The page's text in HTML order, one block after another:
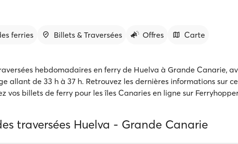
ferries Billets & Traversées Offres Carte
hebdomadaires en ferry de Huelva à Grande Canarie,
allant de 33 h à 37 h. Retrouvez les dernières informations sur
vos billets de ferry pour les îles Canaries en ligne sur
traversées Huelva - Grande Canarie